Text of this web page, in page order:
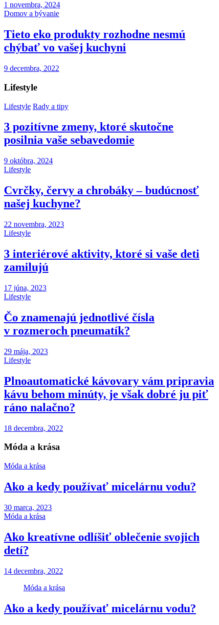
1 novembra, 2024
Domov a bývanie
Tieto eko produkty rozhodne nesmú
chýbať vo vašej kuchyni
9 decembra, 2022
Lifestyle
Lifestyle Rady a tipy
3 pozitívne zmeny, ktoré skutočne
posilnia vaše sebavedomie
9 októbra, 2024
Lifestyle
Cvrčky, červy a chrobáky – budúcnosť
našej kuchyne?
22 novembra, 2023
Lifestyle
3 interiérové aktivity, ktoré si vaše deti
zamilujú
17 júna, 2023
Lifestyle
Čo znamenajú jednotlivé čísla
v rozmeroch pneumatík?
29 mája, 2023
Lifestyle
Plnoautomatické kávovary vám pripravia
kávu behom minúty, je však dobré ju piť
ráno nalačno?
18 decembra, 2022
Móda a krása
Móda a krása
Ako a kedy používať micelárnu vodu?
30 marca, 2023
Móda a krása
Ako kreatívne odlíšiť oblečenie svojich
detí?
14 decembra, 2022
Móda a krása
Ako a kedy používať micelárnu vodu?